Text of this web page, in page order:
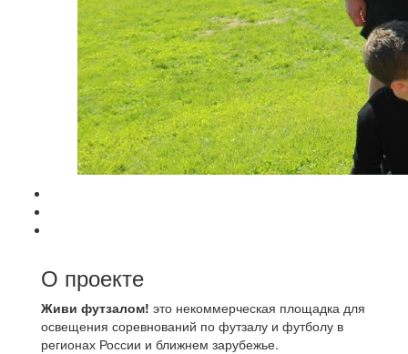
О проекте
Живи футзалом! это некоммерческая площадка для
освещения соревнований по футзалу и футболу в
регионах России и ближнем зарубежье.